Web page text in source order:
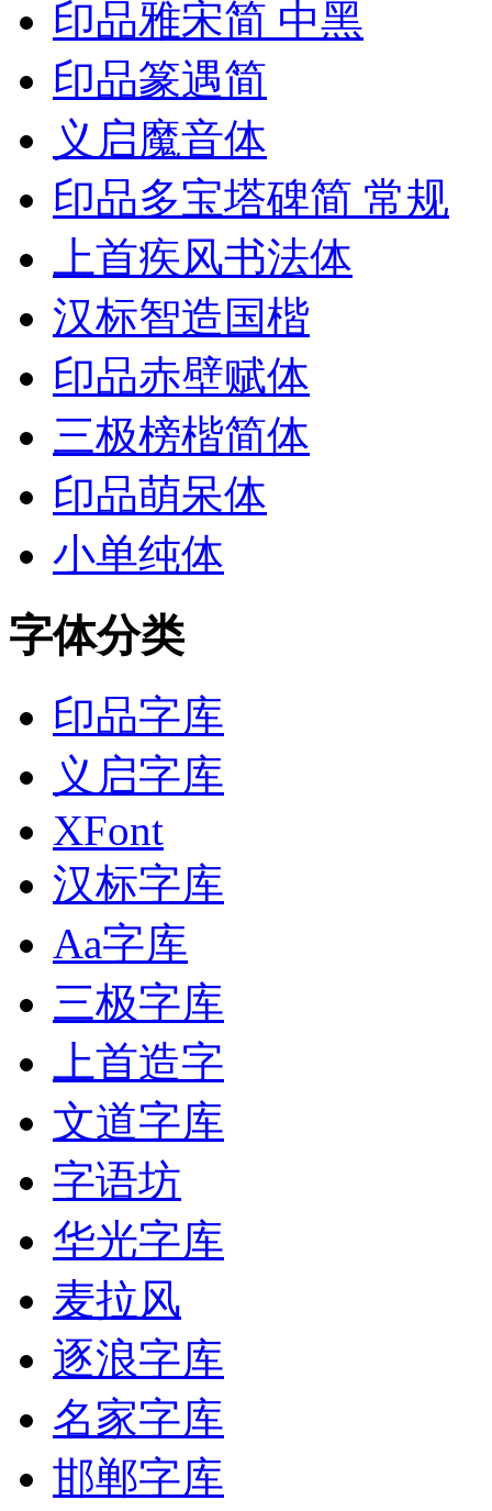
印品雅宋简 中黑
印品篆遇简
义启魔音体
印品多宝塔碑简 常规
上首疾风书法体
汉标智造国楷
印品赤壁赋体
三极榜楷简体
印品萌呆体
小单纯体
字体分类
印品字库
义启字库
XFont
汉标字库
Aa字库
三极字库
上首造字
文道字库
字语坊
华光字库
麦拉风
逐浪字库
名家字库
邯郸字库